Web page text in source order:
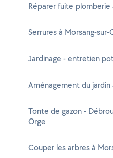
Réparer fuite plomberie
Serrures à Morsang-sur-
Jardinage - entretien
Aménagement du jardin
Tonte de gazon -
Orge
Couper les arbres à